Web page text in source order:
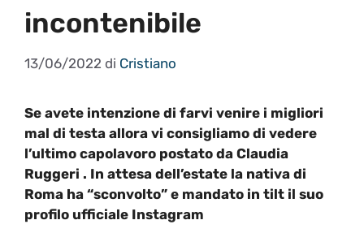
incontenibile
13/06/2022 di Cristiano
Se avete intenzione di farvi venire i migliori
mal di testa allora vi consigliamo di vedere
l’ultimo capolavoro postato da Claudia
Ruggeri . In attesa dell’estate la nativa di
Roma ha “sconvolto” e mandato in tilt il suo
profilo ufficiale Instagram